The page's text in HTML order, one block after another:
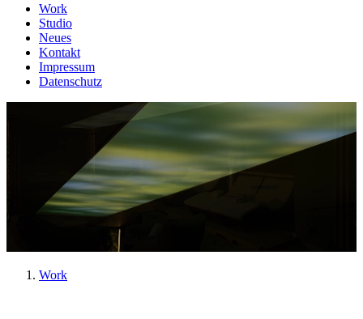
Work
Studio
Neues
Kontakt
Impressum
Datenschutz
Work